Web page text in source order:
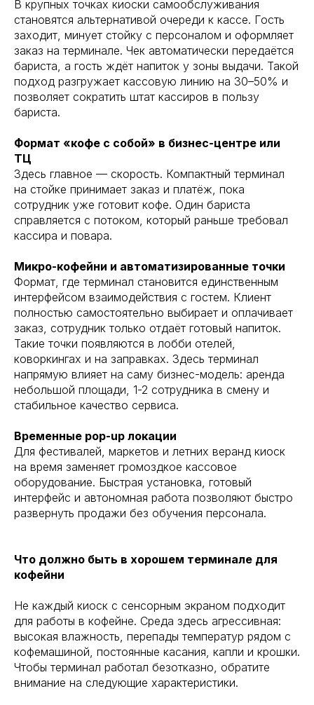
В крупных точках киоски самообслуживания
становятся альтернативой очереди к кассе. Гость
заходит, минует стойку с персоналом и оформляет
заказ на терминале. Чек автоматически передаётся
бариста, а гость ждёт напиток у зоны выдачи. Такой
подход разгружает кассовую линию на 30–50% и
позволяет сократить штат кассиров в пользу
бариста.
Формат «кофе с собой» в бизнес-центре или
ТЦ
Здесь главное — скорость. Компактный терминал
на стойке принимает заказ и платёж, пока
сотрудник уже готовит кофе. Один бариста
справляется с потоком, который раньше требовал
кассира и повара.
Микро-кофейни и автоматизированные точки
Формат, где терминал становится единственным
интерфейсом взаимодействия с гостем. Клиент
полностью самостоятельно выбирает и оплачивает
заказ, сотрудник только отдаёт готовый напиток.
Такие точки появляются в лобби отелей,
коворкингах и на заправках. Здесь терминал
напрямую влияет на саму бизнес-модель: аренда
небольшой площади, 1-2 сотрудника в смену и
стабильное качество сервиса.
Временные pop-up локации
Для фестивалей, маркетов и летних веранд киоск
на время заменяет громоздкое кассовое
оборудование. Быстрая установка, готовый
интерфейс и автономная работа позволяют быстро
развернуть продажи без обучения персонала.
Что должно быть в хорошем терминале для
кофейни
Не каждый киоск с сенсорным экраном подходит
для работы в кофейне. Среда здесь агрессивная:
высокая влажность, перепады температур рядом с
кофемашиной, постоянные касания, капли и крошки.
Чтобы терминал работал безотказно, обратите
внимание на следующие характеристики.